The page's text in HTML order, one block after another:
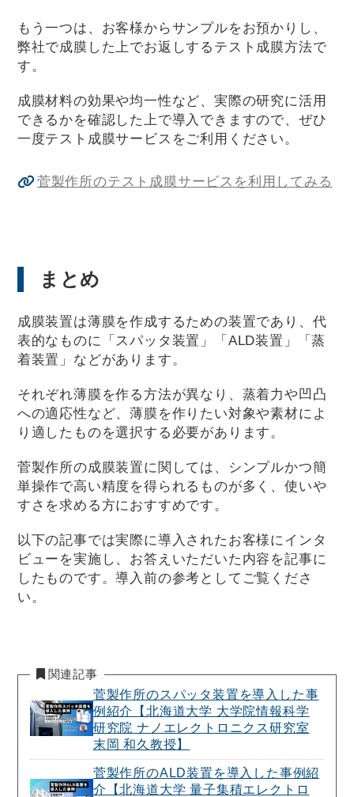
もう一つは、お客様からサンプルをお預かりし、
弊社で成膜した上でお返しするテスト成膜方法で
す。
成膜材料の効果や均一性など、実際の研究に活用
できるかを確認した上で導入できますので、ぜひ
一度テスト成膜サービスをご利用ください。
菅製作所のテスト成膜サービスを利用してみる
まとめ
成膜装置は薄膜を作成するための装置であり、代
表的なものに「スパッタ装置」「ALD装置」「蒸
着装置」などがあります。
それぞれ薄膜を作る方法が異なり、蒸着力や凹凸
への適応性など、薄膜を作りたい対象や素材によ
り適したものを選択する必要があります。
菅製作所の成膜装置に関しては、シンプルかつ簡
単操作で高い精度を得られるものが多く、使いや
すさを求める方におすすめです。
以下の記事では実際に導入されたお客様にインタ
ビューを実施し、お答えいただいた内容を記事に
したものです。導入前の参考としてご覧くださ
い。
関連記事
菅製作所のスパッタ装置を導入した事
例紹介【北海道大学 大学院情報科学
研究院 ナノエレクトロニクス研究室
末岡 和久教授】
菅製作所のALD装置を導入した事例紹
介【北海道大学 量子集積エレクトロ